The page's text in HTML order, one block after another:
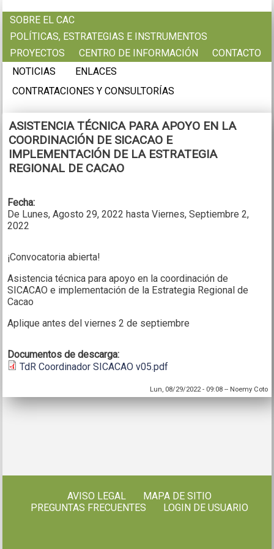
SOBRE EL CAC
POLÍTICAS, ESTRATEGIAS E INSTRUMENTOS
PROYECTOS
CENTRO DE INFORMACIÓN
CONTACTO
NOTICIAS
ENLACES
CONTRATACIONES Y CONSULTORÍAS
ASISTENCIA TÉCNICA PARA APOYO EN LA
COORDINACIÓN DE SICACAO E
IMPLEMENTACIÓN DE LA ESTRATEGIA
REGIONAL DE CACAO
Fecha:
De Lunes, Agosto 29, 2022 hastaViernes, Septiembre 2,
2022
¡Convocatoria abierta!
Asistencia técnica para apoyo en la coordinación de
SICACAO e implementación de la Estrategia Regional de
Cacao
Aplique antes del viernes 2 de septiembre
Documentos de descarga:
TdR Coordinador SICACAO v05.pdf
Lun, 08/29/2022 - 09:08-- Noemy Coto
AVISO LEGAL
MAPA DE SITIO
PREGUNTAS FRECUENTES
LOGIN DE USUARIO